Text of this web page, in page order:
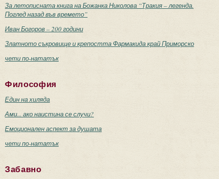
За летописната книга на Божанка Николова “Тракия – легенда.
Поглед назад във времето”
Иван Богоров – 200 години
Златното съкровище и крепостта Фармакида край Приморско
чети по-нататък
Философия
Един на хиляда
Ами... ако наистина се случи?
Емоционален аспект за душата
чети по-нататък
Забавно